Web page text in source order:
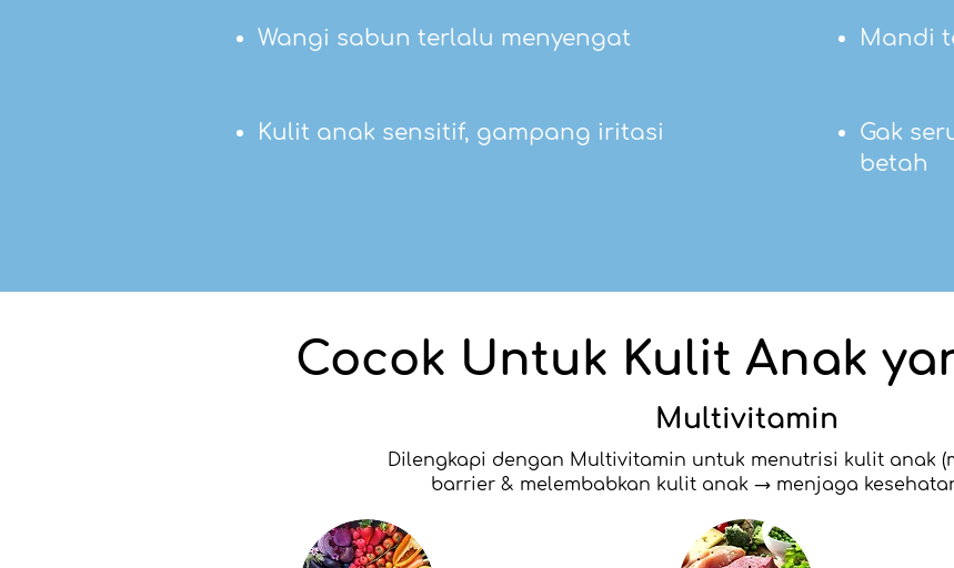
Wangi sabun terlalu menyengat​​
Kulit anak sensitif, gampang iritasi
Mandi
Gak
betah
Cocok Untuk Kulit Anak
Multivitamin
Dilengkapi dengan Multivitamin untuk menutrisi kulit anak
barrier & melembabkan kulit anak → menjaga